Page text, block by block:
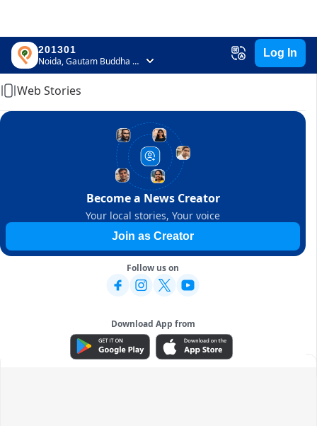
201301
Noida, Gautam Buddha Nagar, Uttar Pradesh
Log In
Home
Web Stories
Become a News Creator
Your local stories, Your voice
Join as Creator
Follow us on
Download App from
ADVERTISEMENT